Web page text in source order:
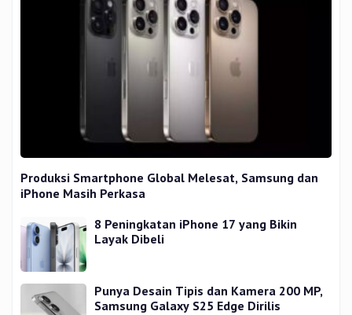
Produksi Smartphone Global Melesat, Samsung dan
iPhone Masih Perkasa
8 Peningkatan iPhone 17 yang Bikin
Layak Dibeli
Punya Desain Tipis dan Kamera 200 MP,
Samsung Galaxy S25 Edge Dirilis